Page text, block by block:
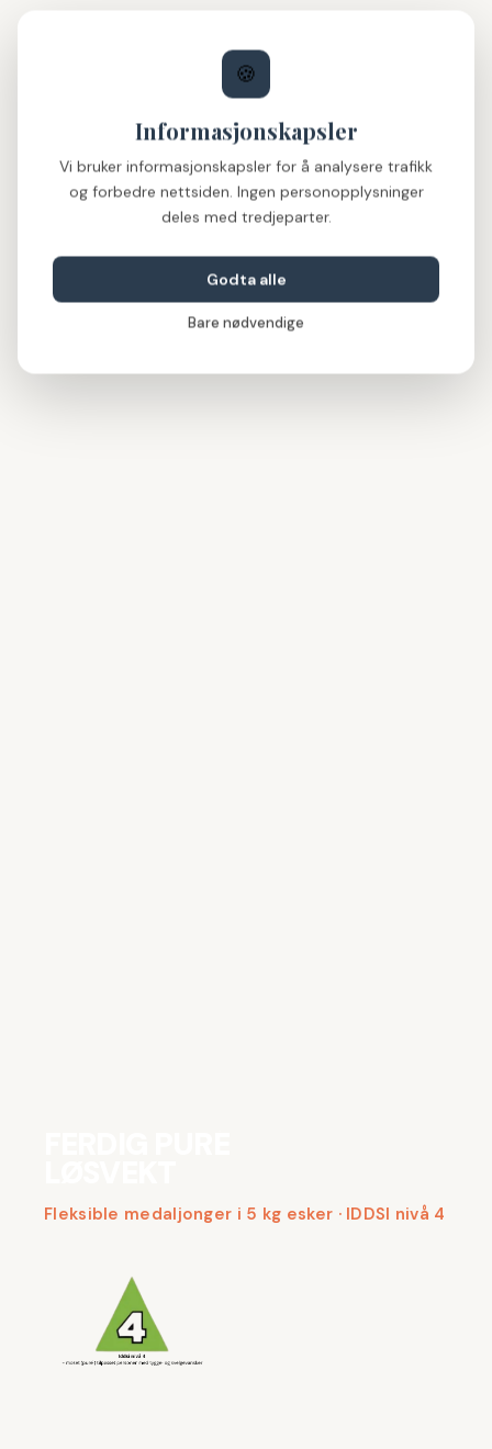
Fleksible medaljonger i 5 kg esker · IDDSI nivå 4
🍪
Informasjonskapsler
Vi bruker informasjonskapsler for å analysere trafikk
og forbedre nettsiden. Ingen personopplysninger
deles med tredjeparter.
Godta alle
Bare nødvendige